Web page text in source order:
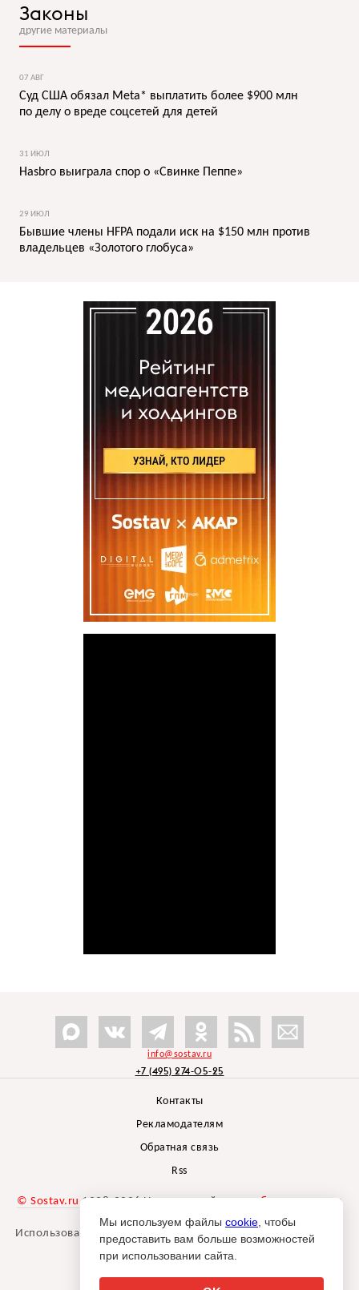
Законы
другие материалы
07 АВГ
Суд США обязал Meta* выплатить более $900 млн
по делу о вреде соцсетей для детей
31 ИЮЛ
Hasbro выиграла спор о «Свинке Пеппе»
29 ИЮЛ
Бывшие члены HFPA подали иск на $150 млн против
владельцев «Золотого глобуса»
info@sostav.ru
+7 (495) 274-05-25
Контакты
Рекламодателям
Обратная связь
Rss
© Sostav.ru 1998-2026 Независимый проектбрендингового
агентства Depot
Использование материалов Sostav.ru допустимо только при
указании источника.
Мы используем файлы cookie , чтобы
предоставить вам больше возможностей
при использовании сайта.